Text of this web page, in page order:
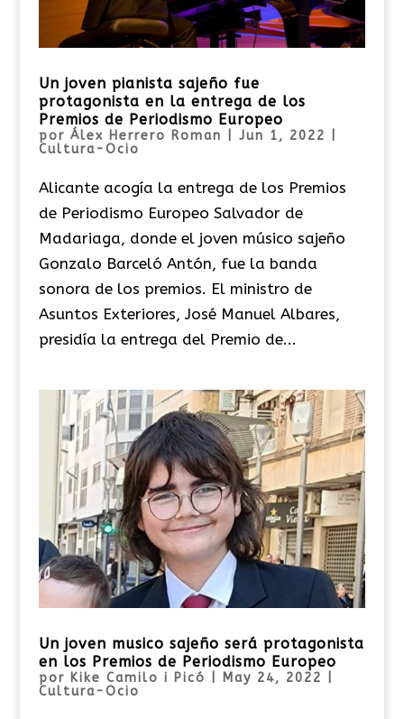
Un joven pianista sajeño fue
protagonista en la entrega de los
Premios de Periodismo Europeo
por Álex Herrero Roman Jun 1, 2022
Cultura-Ocio
Alicante acogía la entrega de los Premios
de Periodismo Europeo Salvador de
Madariaga, donde el joven músico sajeño
Gonzalo Barceló Antón, fue la banda
sonora de los premios. El ministro de
Asuntos Exteriores, José Manuel Albares,
presidía la entrega del Premio de...
Un joven musico sajeño será protagonista
en los Premios de Periodismo Europeo
por Kike Camilo i Picó May 24, 2022
Cultura-Ocio